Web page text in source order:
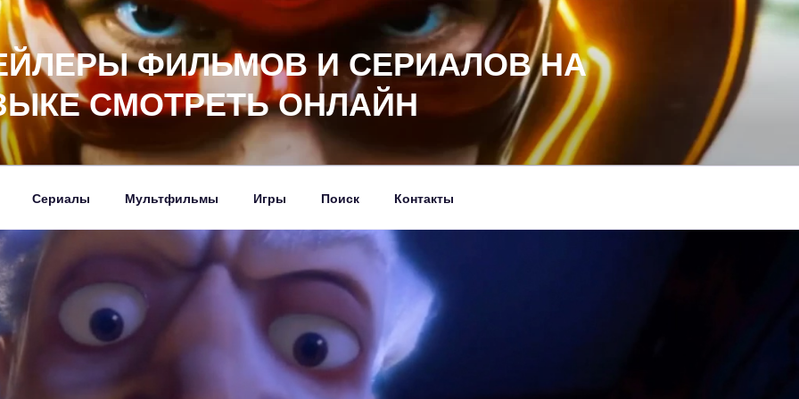
ФИЛЬМОВ И СЕРИАЛОВ НА
СМОТРЕТЬ ОНЛАЙН
Сериалы Мультфильмы Игры Поиск Контакты